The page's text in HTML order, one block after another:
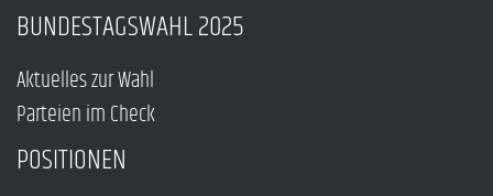
BUNDESTAGSWAHL 2025
Aktuelles zur Wahl
Parteien im Check
POSITIONEN